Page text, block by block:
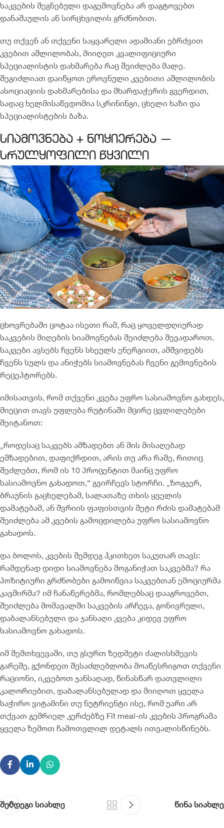
საკვების შეგნებული დაგემოვნება არ დაგტოვებთ
დანაშაულის ან სირცხვილის გრძნობით.
თუ თქვენ ან თქვენი საყვარელი ადამიანი ებრძვით
კვებით აშლილობას, მიიღეთ კვალიფიციური
სპეციალისტის დახმარება რაც შეიძლება მალე.
შეგიძლიათ დაიწყოთ ეროვნული კვებითი აშლილობის
ასოციაციის დახმარებისა და მხარდაჭერის გვერდით,
სადაც ხელმისაწვდომია სკრინინგი, ცხელი ხაზი და
სპეციალისტების ბაზა.
სიამოვნება + ნოყიერება —
სრულყოფილი წყვილი
ცხოვრებაში ცოტაა ისეთი რამ, რაც ყოველდღიურად
საკვების მიღების სიამოვნებას შეიძლება შევადაროთ.
საკვები ავსებს ჩვენს სხეულს ენერგიით, ამშვიდებს
ჩვენს სულს და ანიჭებს სიამოვნებას ჩვენი გემოვნების
რეცეპტორებს.
იმისათვის, რომ თქვენი კვება უფრო სასიამოვნო გახდეს,
მიეცით თავს უფლება რუტინაში მცირე ცვლილებები
შეიტანოთ:
„როდესაც საკვებს ამზადებთ ან მის მისაღებად
ემზადებით, დაფიქრდით, არის თუ არა რამე, რითიც
შეძლებთ, რომ ის 10 პროცენტით მაინც უფრო
სასიამოვნო გახადოთ,“ გვირჩევს სტორჩი. „ზოგჯერ,
ბრაუნის გაცხელებამ, სალათაზე თხის ყველის
დამატებამ, ან შვრიის ფაფისთვის მეტი რძის დამატებამ
შეიძლება ამ კვების გამოცდილება უფრო სასიამოვნო
გახადოს.
და ბოლოს, კვების შემდეგ ჰკითხეთ საკუთარ თავს:
რამდენად დიდი სიამოვნება მოგანიჭათ საკვებმა? რა
პოზიტიური გრძნობები გამოიწვია საკვებთან ემოციურმა
კავშირმა? იმ ჩანაწერებმა, რომლებსაც დააგროვებთ,
შეიძლება მომავალში საკვების არჩევა, გონივრული,
დაბალანსებული და ჯანსაღი კვება კიდევ უფრო
სასიამოვნო გახადოს.
იმ შემთხვევაში, თუ გსურთ ზედმეტი ძალისხმევის
გარეშე, გქონდეთ შესაძლებლობა მოაწესრიგოთ თქვენი
რაციონი, იკვებოთ ჯანსაღად, წინასწარ დათვლილი
კალორიებით, დაბალანსებულად და მიიღოთ ყველა
საჭირო ვიტამინი თუ ნუტრიენტი ისე, რომ უარი არ
თქვათ გემრიელ კერძებზე Fit meal-ის კვების პროგრამა
ყველა ზემოთ ჩამოთვლილ დეტალს ითვალისწინებს.
შემდეგი სიახლე წინა სიახლე